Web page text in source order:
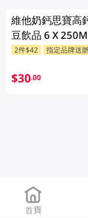
維他奶鈣思寶高
豆飲品 6 X
包裝隨機發貨) 6
2件$42 指定品牌送
$30.00
首頁